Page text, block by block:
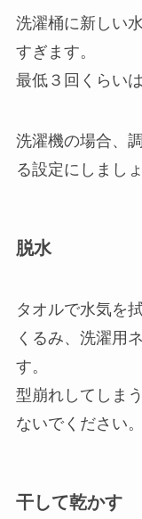
洗濯桶に新しい
すぎます。
最低３回くらい
洗濯機の場合、
る設定にしましょ
脱水
タオルで水気を
くるみ、洗濯用
す。
型崩れしてしま
ないでください。
干して乾かす